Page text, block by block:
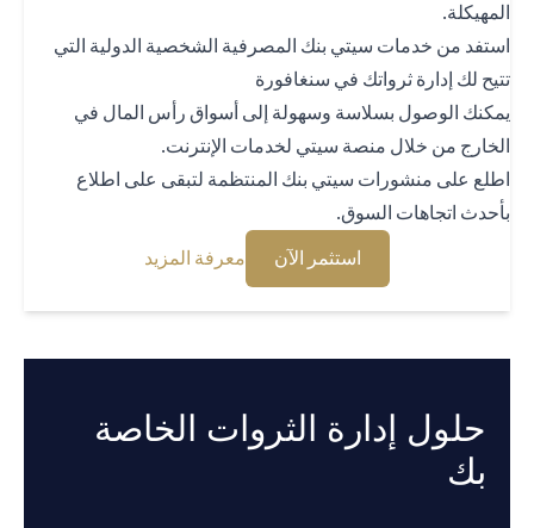
من خدمات سيتي بنك المصرفية الشخصية الدولية التي
لك إدارة ثرواتك في سنغافورة
الوصول بسلاسة وسهولة إلى أسواق رأس المال في
من خلال منصة سيتي لخدمات الإنترنت.
على منشورات سيتي بنك المنتظمة لتبقى على اطلاع
اتجاهات السوق.
استثمر الآن
(opens in a new tab) معرفة المزيد(opens in a new tab)
حلول إدارة الثروات الخاصة